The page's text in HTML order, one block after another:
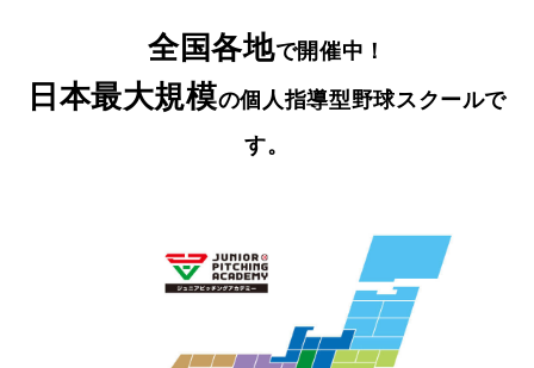
全国各地で開催中！
日本最大規模の個人指導型野球スクールで
す。